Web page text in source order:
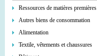
Ressources de matières premières
Autres biens de consommation
Alimentation
Textile, vêtements et chaussures